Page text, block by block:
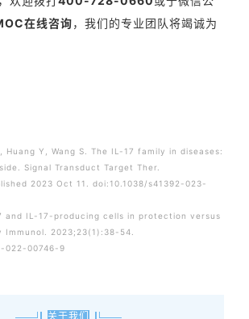
在线咨询，我们的专业团队将竭诚为
Huang Y, Wang S. The IL-17 family in diseases:
Signal Transduct Target Ther.
2023 Oct 11. doi:10.1038/s41392-023-
and IL-17-producing cells in protection versus
Immunol. 2023;23(1):38-54.
022-00746-9
关于我们